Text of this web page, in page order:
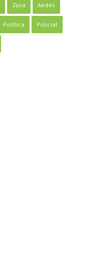
Zyca Aedes
Política Policial